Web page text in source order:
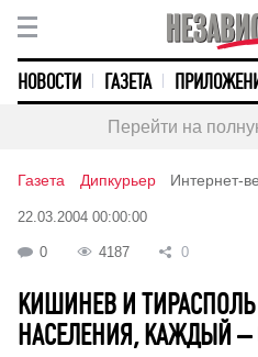
НОВОСТИ ГАЗЕТА
Перейти на
Газета Дипкурьер Интернет-
22.03.2004 00:00:00
0 4187 0
КИШИНЕВ И
НАСЕЛЕНИЯ, КАЖДЫЙ